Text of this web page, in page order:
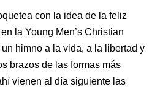
con la idea de la feliz
la Young Men’s Christian
himno a la vida, a la libertad y
brazos de las formas más
vienen al día siguiente las